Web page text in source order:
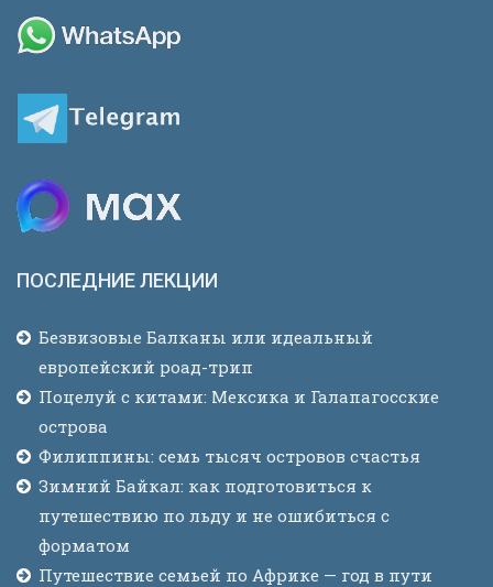
ПОСЛЕДНИЕ ЛЕКЦИИ
Безвизовые Балканы или идеальный
европейский роад-трип
Поцелуй с китами: Мексика и Галапагосские
острова
Филиппины: семь тысяч островов счастья
Зимний Байкал: как подготовиться к
путешествию по льду и не ошибиться с
форматом
Путешествие семьей по Африке — год в пути